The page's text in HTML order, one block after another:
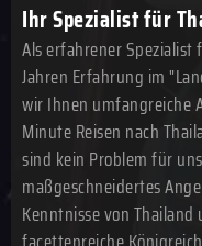
Ihr Spezialist für
Als erfahrener Spezialist
Jahren Erfahrung im
wir Ihnen umfangreiche
Minute Reisen nach
sind kein Problem für
maßgeschneidertes
Kenntnisse von